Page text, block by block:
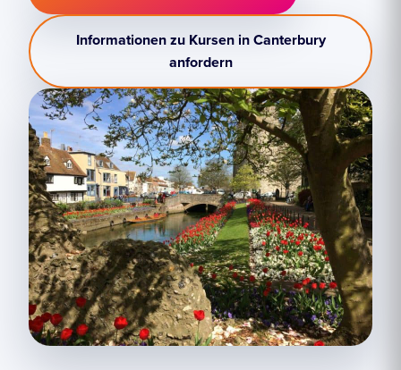
Informationen zu Kursen in Canterbury
anfordern